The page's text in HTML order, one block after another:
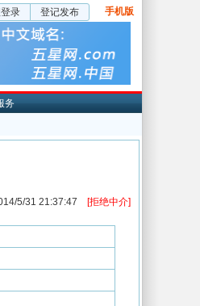
录 登记发布 手机版
务
5/31 21:37:47 [拒绝中介]